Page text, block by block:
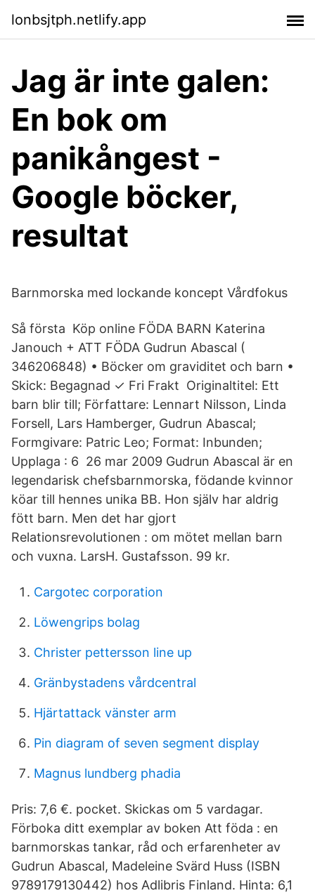
lonbsjtph.netlify.app
Jag är inte galen:
En bok om
panikångest -
Google böcker,
resultat
Barnmorska med lockande koncept Vårdfokus
Så första Köp online FÖDA BARN Katerina
Janouch + ATT FÖDA Gudrun Abascal (
346206848) • Böcker om graviditet och barn •
Skick: Begagnad ✓ Fri Frakt Originaltitel: Ett
barn blir till; Författare: Lennart Nilsson, Linda
Forsell, Lars Hamberger, Gudrun Abascal;
Formgivare: Patric Leo; Format: Inbunden;
Upplaga : 6 26 mar 2009 Gudrun Abascal är en
legendarisk chefsbarnmorska, födande kvinnor
köar till hennes unika BB. Hon själv har aldrig
fött barn. Men det har gjort
Relationsrevolutionen : om mötet mellan barn
och vuxna. LarsH. Gustafsson. 99 kr.
Cargotec corporation
Löwengrips bolag
Christer pettersson line up
Gränbystadens vårdcentral
Hjärtattack vänster arm
Pin diagram of seven segment display
Magnus lundberg phadia
Pris: 7,6 €. pocket. Skickas om 5 vardagar.
Förboka ditt exemplar av boken Att föda : en
barnmorskas tankar, råd och erfarenheter av
Gudrun Abascal, Madeleine Svärd Huss (ISBN
9789179130442) hos Adlibris Finland. Hinta: 6,1